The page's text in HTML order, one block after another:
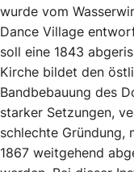
wurde vom
Dance Village
soll eine 1843
Kirche bildet den
Bandbebauung des
starker Setzungen,
schlechte Gründung,
1867 weitgehend